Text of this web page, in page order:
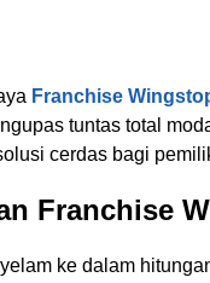
Franchise
tuntas total
cerdas bagi
Franchise
ke dalam